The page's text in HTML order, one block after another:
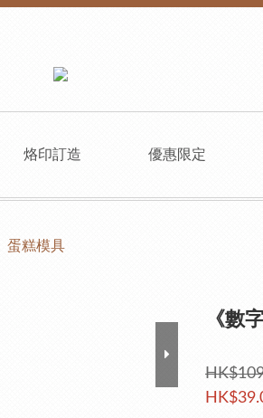
烙印訂造 優惠限定
蛋糕模具
《數